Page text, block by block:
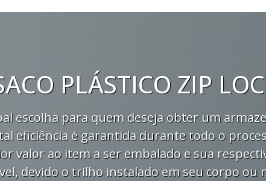
PLÁSTICO ZIP
escolha para quem deseja obter um
eficiência é garantida durante todo o
valor ao item a ser embalado e sua
devido o trilho instalado em seu corpo ou